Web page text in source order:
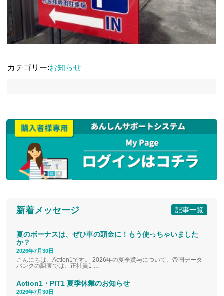
カテゴリー:お知らせ
記事一覧
新着メッセージ
夏のボーナスは、ぜひ車の頭金に！もう使っちゃいました
か？
2026年7月30日
こんにちは、Action1です。 2026年の夏季賞与について、帝国データ
バンクの調査では、正社員1 …
Action1・PIT1 夏季休業のお知らせ
2026年7月30日